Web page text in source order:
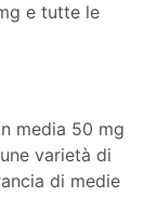
e tutte le
media 50 mg
varietà di
di medie